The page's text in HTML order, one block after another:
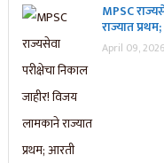
MPSC
राज्यात
April 09, 2026